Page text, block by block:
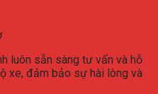
luôn sẵn sàng tư vấn và hỗ
xe, đảm bảo sự hài lòng và